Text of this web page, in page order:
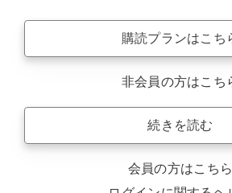
購読プランはこち
非会員の方はこち
続きを読む
会員の方はこちら